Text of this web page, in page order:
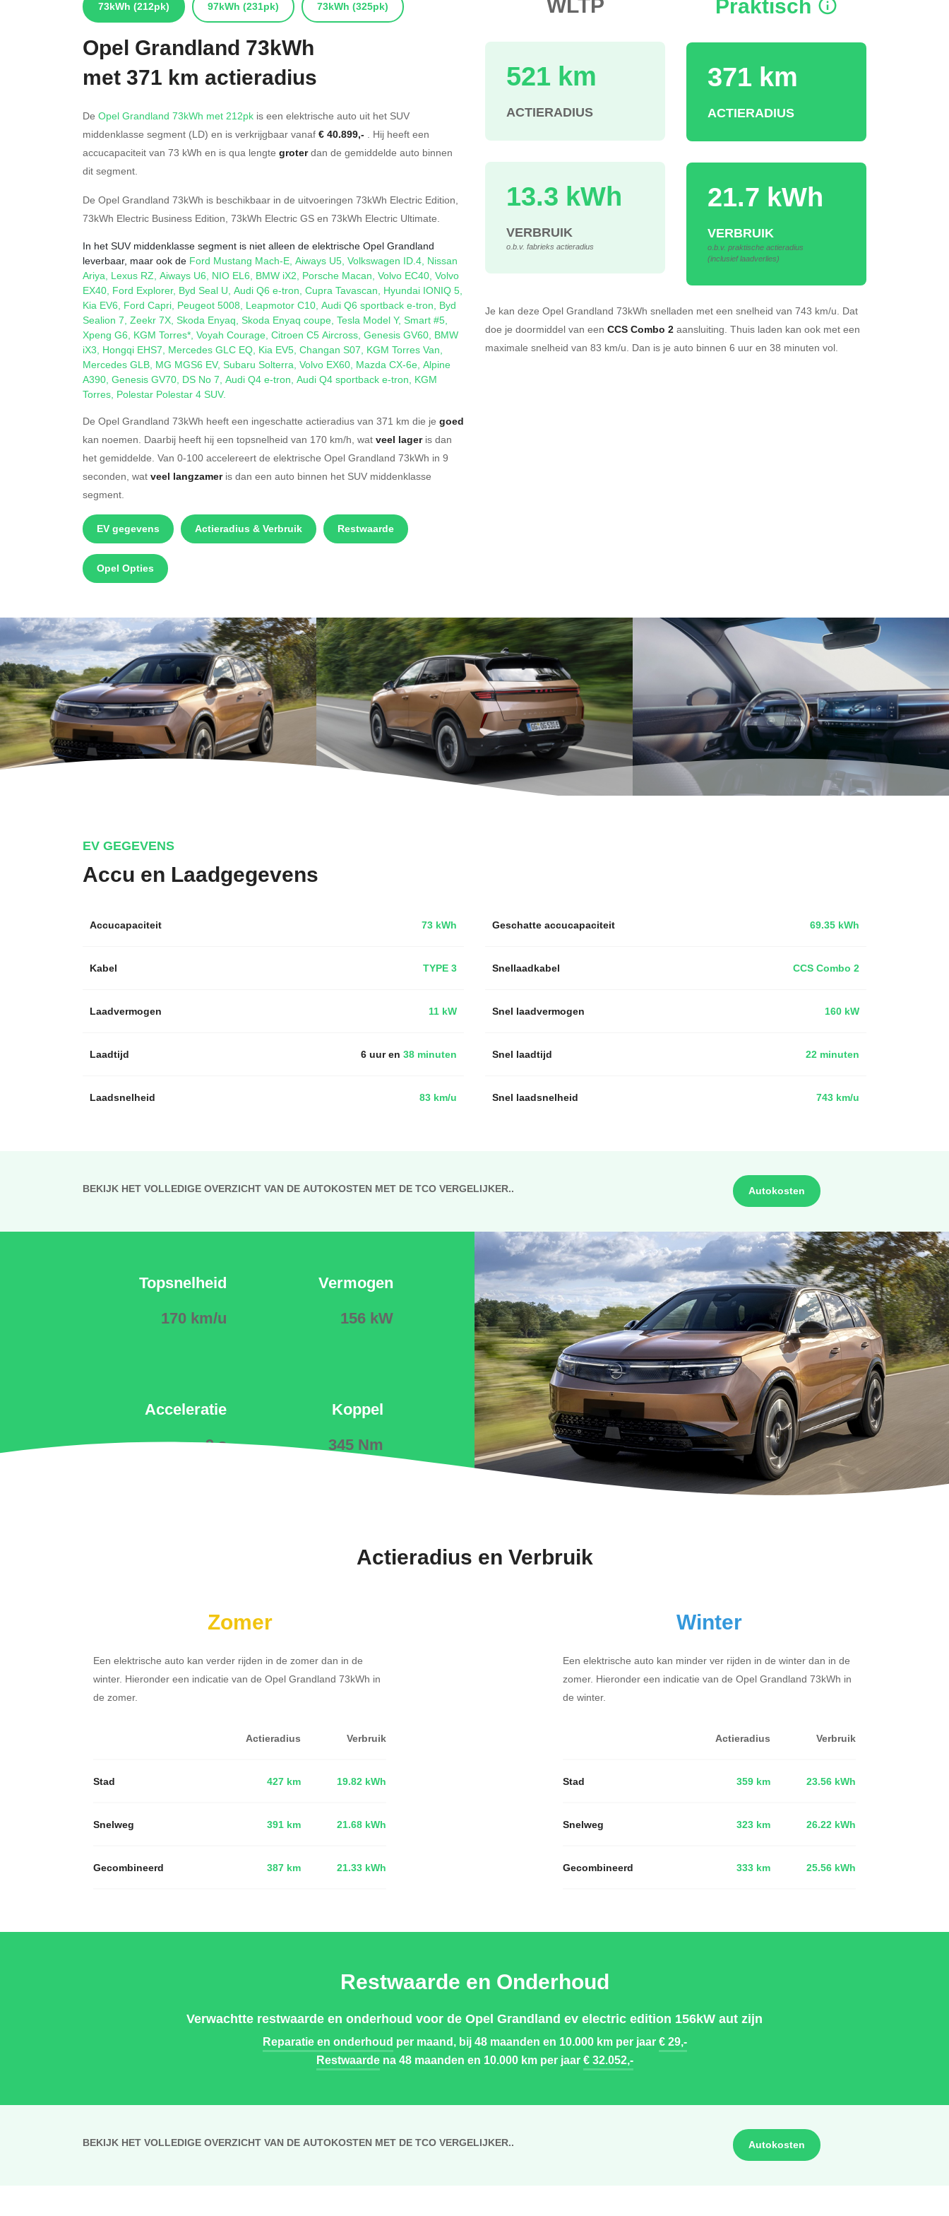
73kWh (212pk) 97kWh (231pk) 73kWh (325pk)
Opel Grandland 73kWh
met 371 km actieradius
De Opel Grandland 73kWh met 212pk is een elektrische auto uit het SUV
middenklasse segment (LD) en is verkrijgbaar vanaf € 40.899,- . Hij heeft een
accucapaciteit van 73 kWh en is qua lengte groterdan de gemiddelde auto binnen
dit segment.
De Opel Grandland 73kWh is beschikbaar in de uitvoeringen 73kWh Electric Edition,
73kWh Electric Business Edition, 73kWh Electric GS en 73kWh Electric Ultimate.
In het SUV middenklasse segment is niet alleen de elektrische Opel Grandland
leverbaar, maar ook de Ford Mustang Mach-E, Aiways U5, Volkswagen ID.4, Nissan
Ariya, Lexus RZ, Aiways U6, NIO EL6, BMW iX2, Porsche Macan, Volvo EC40, Volvo
EX40, Ford Explorer, Byd Seal U, Audi Q6 e-tron, Cupra Tavascan, Hyundai IONIQ 5,
Kia EV6, Ford Capri, Peugeot 5008, Leapmotor C10, Audi Q6 sportback e-tron, Byd
Sealion 7, Zeekr 7X, Skoda Enyaq, Skoda Enyaq coupe, Tesla Model Y, Smart #5,
Xpeng G6, KGM Torres*, Voyah Courage, Citroen C5 Aircross, Genesis GV60, BMW
iX3, Hongqi EHS7, Mercedes GLC EQ, Kia EV5, Changan S07, KGM Torres Van,
Mercedes GLB, MG MGS6 EV, Subaru Solterra, Volvo EX60, Mazda CX-6e, Alpine
A390, Genesis GV70, DS No 7, Audi Q4 e-tron, Audi Q4 sportback e-tron, KGM
Torres, Polestar Polestar 4 SUV.
De Opel Grandland 73kWh heeft een ingeschatte actieradius van 371 km die je goed
kan noemen. Daarbij heeft hij een topsnelheid van 170 km/h, wat veel lageris dan
het gemiddelde. Van 0-100 accelereert de elektrische Opel Grandland 73kWh in 9
seconden, wat veel langzameris dan een auto binnen het SUV middenklasse
segment.
EV gegevens Actieradius & Verbruik Restwaarde
Opel Opties
521 km
ACTIERADIUS
13.3 kWh
VERBRUIK
o.b.v. fabrieks actieradius
Praktisch
371 km
ACTIERADIUS
21.7 kWh
VERBRUIK
o.b.v. praktische actieradius
(inclusief laadverlies)
Je kan deze Opel Grandland 73kWh snelladen met een snelheid van 743 km/u. Dat
doe je doormiddel van een CCS Combo 2 aansluiting. Thuis laden kan ook met een
maximale snelheid van 83 km/u. Dan is je auto binnen 6 uur en 38 minuten vol.
EV GEGEVENS
Accu en Laadgegevens
Accucapaciteit 73 kWh
Kabel TYPE 3
Laadvermogen 11 kW
Laadtijd 6 uur en 38 minuten
Laadsnelheid 83 km/u
69.35 kWh
Geschatte accucapaciteit
Snellaadkabel CCS Combo 2
Snel laadvermogen 160 kW
Snel laadtijd 22 minuten
Snel laadsnelheid 743 km/u
BEKIJK HET VOLLEDIGE OVERZICHT VAN DE AUTOKOSTEN MET DE TCO VERGELIJKER.. Autokosten
Topsnelheid
170 km/u
Acceleratie
9 s
Vermogen
156 kW
Koppel
345 Nm
Actieradius en Verbruik
Zomer
Een elektrische auto kan verder rijden in de zomer dan in de
winter. Hieronder een indicatie van de Opel Grandland 73kWh in
de zomer.
Actieradius Verbruik
Stad 427 km 19.82 kWh
Snelweg 391 km 21.68 kWh
Gecombineerd 387 km 21.33 kWh
Winter
Een elektrische auto kan minder ver rijden in de winter dan in de
zomer. Hieronder een indicatie van de Opel Grandland 73kWh in
de winter.
Actieradius Verbruik
Stad 359 km 23.56 kWh
Snelweg 323 km 26.22 kWh
Gecombineerd 333 km 25.56 kWh
Restwaarde en Onderhoud
Verwachtte restwaarde en onderhoud voor de Opel Grandland ev electric edition 156kW aut zijn
Reparatie en onderhoud per maand, bij 48 maanden en 10.000 km per jaar€ 29,-
Restwaardena 48 maanden en 10.000 km per jaar€ 32.052,-
BEKIJK HET VOLLEDIGE OVERZICHT VAN DE AUTOKOSTEN MET DE TCO VERGELIJKER.. Autokosten